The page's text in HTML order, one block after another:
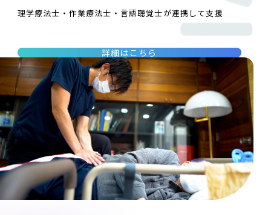
理学療法士・作業療法士・言語聴覚士が連携して支援
詳細はこちら